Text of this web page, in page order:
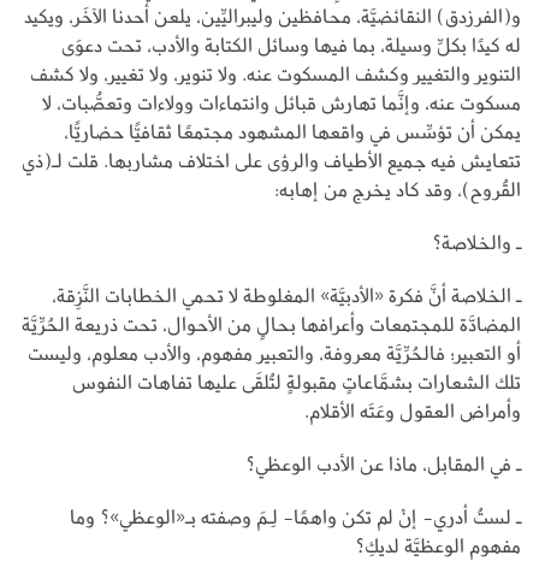
و(الفرزدق) النقائضيَّة، محافظين وليبراليِّين، يلعن أحدنا الآخَر، ويكيد
له كيدًا بكلِّ وسيلة، بما فيها وسائل الكتابة والأدب، تحت دعوَى
التنوير والتغيير وكشف المسكوت عنه. ولا تنوير، ولا تغيير، ولا كشف
مسكوت عنه، وإنَّما تهارش قبائل وانتماءات وولاءات وتعصُّبات، لا
يمكن أن تؤسِّس في واقعها المشهود مجتمعًا ثقافيًّا حضاريًّا،
تتعايش فيه جميع الأطياف والرؤى على اختلاف مشاربها. قلت لـ(ذي
القُروح)، وقد كاد يخرج من إهابه:
ـ والخلاصة؟
ـ الخلاصة أنَّ فكرة «الأدبيَّة» المغلوطة لا تحمي الخطابات النَّزِقة،
المضادَّة للمجتمعات وأعرافها بحالٍ من الأحوال، تحت ذريعة الحُرِّيَّة
أو التعبير؛ فالحُرِّيَّة معروفة، والتعبير مفهوم، والأدب معلوم، وليست
تلك الشعارات بشمَّاعاتٍ مقبولةٍ لتُلقَى عليها تفاهات النفوس
وأمراض العقول وعَتَه الأقلام.
ـ في المقابل، ماذا عن الأدب الوعظي؟
ـ لستُ أدري- إنْ لم تكن واهمًا- لِـمَ وصفته بـ«الوعظي»؟ وما
مفهوم الوعظيَّة لديكِ؟